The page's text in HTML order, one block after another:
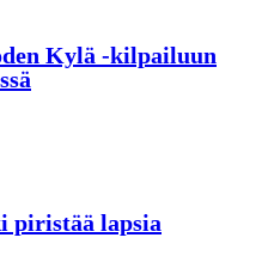
Kylä -kilpailuun
piristää lapsia